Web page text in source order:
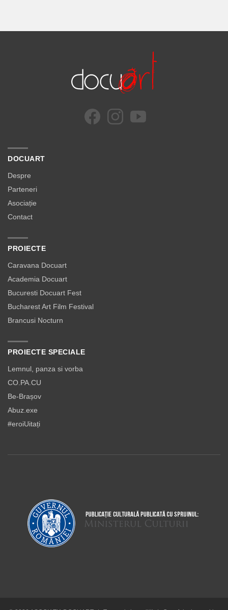
DOCUART
Despre
Parteneri
Asociație
Contact
PROIECTE
Caravana Docuart
Academia Docuart
Bucuresti Docuart Fest
Bucharest Art Film Festival
Brancusi Nocturn
PROIECTE SPECIALE
Lemnul, panza si vorba
CO.PA.CU
Be-Brașov
Abuz.exe
#eroiUitați